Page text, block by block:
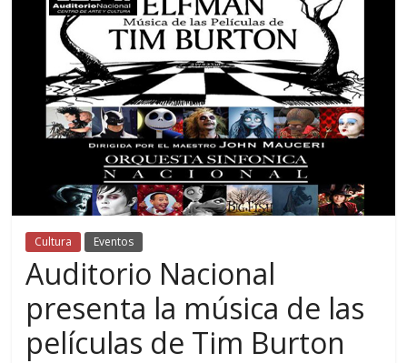
Cultura Eventos
Auditorio Nacional
presenta la música de las
películas de Tim Burton